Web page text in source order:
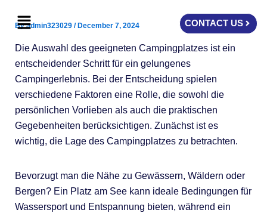
Menu CONTACT US
Byadmin323029 /December 7, 2024
Die Auswahl des geeigneten Campingplatzes ist ein
entscheidender Schritt für ein gelungenes
Campingerlebnis. Bei der Entscheidung spielen
verschiedene Faktoren eine Rolle, die sowohl die
persönlichen Vorlieben als auch die praktischen
Gegebenheiten berücksichtigen. Zunächst ist es
wichtig, die Lage des Campingplatzes zu betrachten.
Bevorzugt man die Nähe zu Gewässern, Wäldern oder
Bergen? Ein Platz am See kann ideale Bedingungen für
Wassersport und Entspannung bieten, während ein